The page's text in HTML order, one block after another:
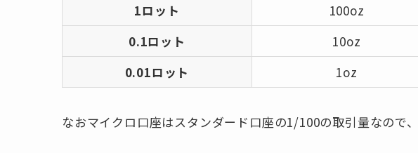
1ロット
100oz
0.1ロット
10oz
0.01ロット
1oz
なおマイクロ口座はスタンダード口座の1/100の取引量なので